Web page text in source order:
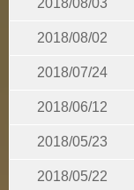
2018/08/03
2018/08/02
2018/07/24
2018/06/12
2018/05/23
2018/05/22